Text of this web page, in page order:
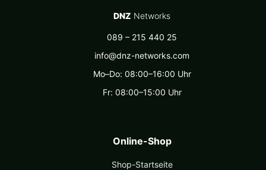
DNZ Networks
089 – 215 440 25
info@dnz-networks.com
Mo–Do: 08:00–16:00 Uhr
Fr: 08:00–15:00 Uhr
Online-Shop
Shop-Startseite